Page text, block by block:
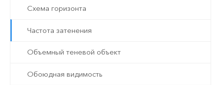
Схема горизонта
Частота затенения
Объемный теневой объект
Обоюдная видимость